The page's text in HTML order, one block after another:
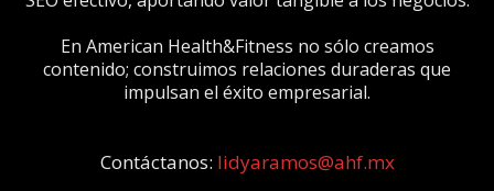
En American Health&Fitness no sólo creamos
contenido; construimos relaciones duraderas que
impulsan el éxito empresarial.
Contáctanos: lidyaramos@ahf.mx